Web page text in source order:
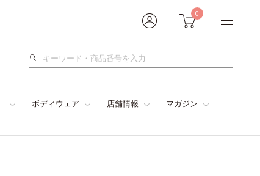
0
検
ボディウェア 店舗情報 マガジン